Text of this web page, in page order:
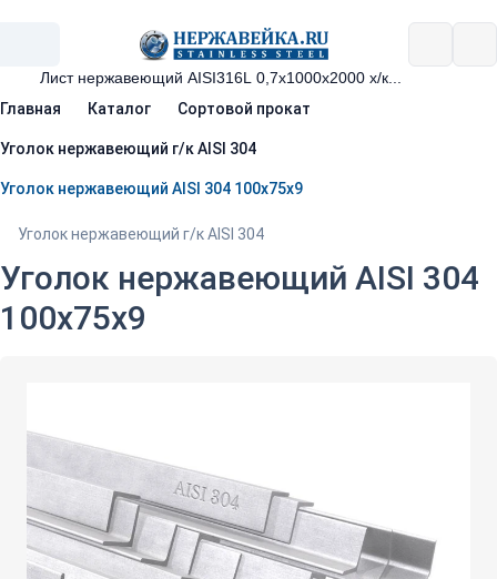
Главная Каталог Сортовой прокат
Уголок нержавеющий г/к AISI 304
Уголок нержавеющий AISI 304 100х75х9
Уголок нержавеющий г/к AISI 304
Уголок нержавеющий AISI 304
100х75х9